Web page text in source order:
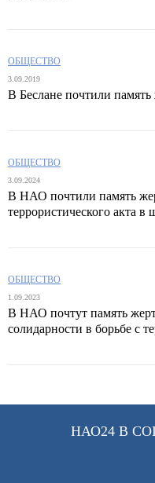
ОБЩЕСТВО
3.09.2019
В Беслане почтили память
ОБЩЕСТВО
3.09.2024
В НАО почтили память
террористического акта в
ОБЩЕСТВО
1.09.2023
В НАО почтут память
солидарности в борьбе с
НАО24 В